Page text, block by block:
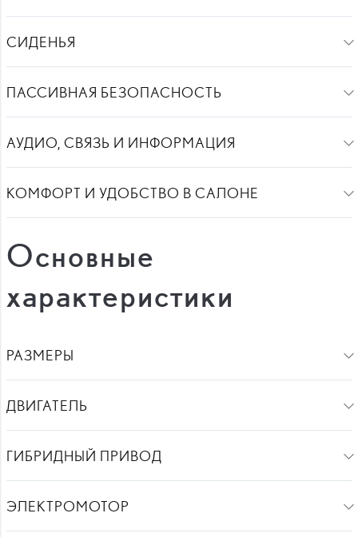
СИДЕНЬЯ
ПАССИВНАЯ БЕЗОПАСНОСТЬ
АУДИО, СВЯЗЬ И ИНФОРМАЦИЯ
КОМФОРТ И УДОБСТВО В САЛОНЕ
Основные
характеристики
РАЗМЕРЫ
ДВИГАТЕЛЬ
ГИБРИДНЫЙ ПРИВОД
ЭЛЕКТРОМОТОР